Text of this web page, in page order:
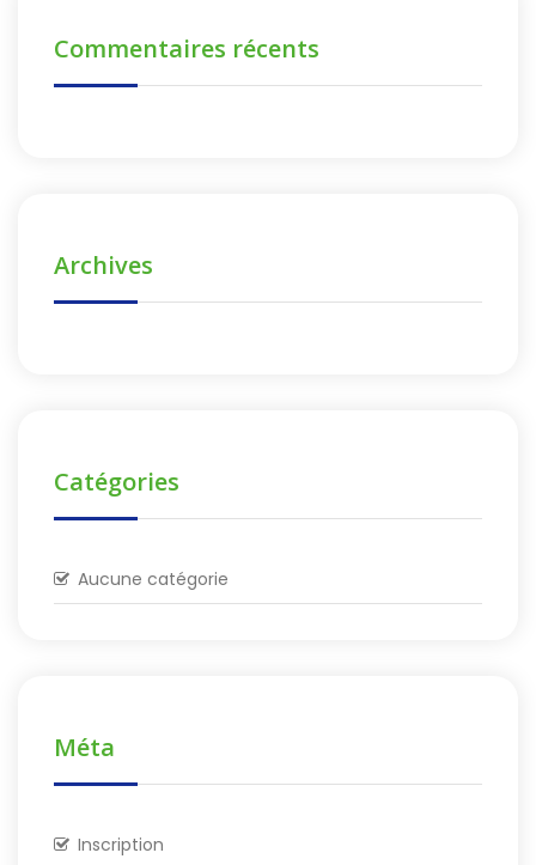
Commentaires récents
Archives
Catégories
Aucune catégorie
Méta
Inscription